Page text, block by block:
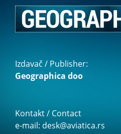
Izdavač / Publisher:
Geographica doo
Kontakt / Contact
e-mail: desk@aviatica.rs